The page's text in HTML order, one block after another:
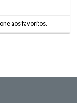
aos favoritos.